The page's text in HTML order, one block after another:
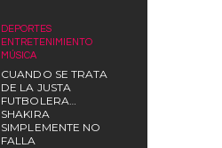
DEPORTES
ENTRETENIMIENTO
MÚSICA
CUANDO SE TRATA
DE LA JUSTA
FUTBOLERA…
SHAKIRA
SIMPLEMENTE NO
FALLA